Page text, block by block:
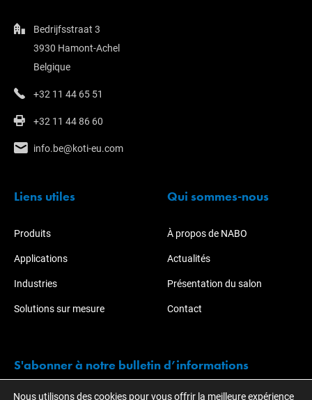
Bedrijfsstraat 3
3930 Hamont-Achel
Belgique
+32 11 44 65 51
+32 11 44 86 60
info.be@koti-eu.com
Liens utiles
Produits
Applications
Industries
Solutions sur mesure
Qui sommes-nous
À propos de NABO
Actualités
Présentation du salon
Contact
S'abonner à notre bulletin d’informations
Nous utilisons des cookies pour vous offrir la meilleure expérience